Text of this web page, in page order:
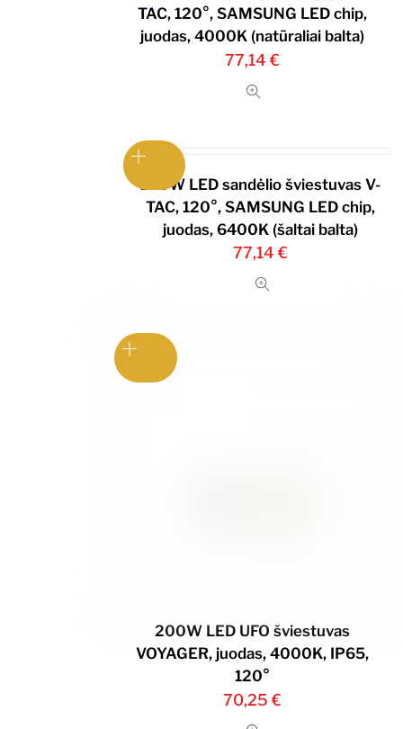
TAC, 120°, SAMSUNG LED chip,
juodas, 4000K (natūraliai balta)
77,14 €
100W LED sandėlio šviestuvas V-
TAC, 120°, SAMSUNG LED chip,
juodas, 6400K (šaltai balta)
77,14€
200W LED UFO šviestuvas
VOYAGER, juodas, 4000K, IP65,
120°
70,25 €